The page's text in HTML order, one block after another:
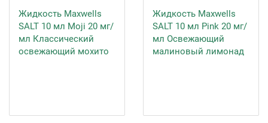
Жидкость Maxwells
SALT 10 мл Moji 20 мг/
мл Классический
освежающий мохито
Жидкость Maxwells
SALT 10 мл Pink 20 мг/
мл Освежающий
малиновый лимонад